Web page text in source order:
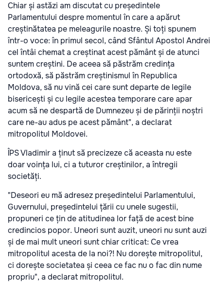
Chiar și astăzi am discutat cu președintele
Parlamentului despre momentul în care a apărut
creștinătatea pe meleagurile noastre. Și toți spunem
într-o voce: în primul secol, când Sfântul Apostol Andrei
cel întâi chemat a creștinat acest pământ și de atunci
suntem creștini. De aceea să păstrăm credința
ortodoxă, să păstrăm creștinismul în Republica
Moldova, să nu vină cei care sunt departe de legile
bisericești și cu legile acestea temporare care apar
acum să ne despartă de Dumnezeu și de părinții noștri
care ne-au adus pe acest pământ", a declarat
mitropolitul Moldovei.
ÎPS Vladimir a ținut să precizeze că aceasta nu este
doar voința lui, ci a tuturor creștinilor, a întregii
societăți.
"Deseori eu mă adresez președintelui Parlamentului,
Guvernului, președintelui țării cu unele sugestii,
propuneri ce țin de atitudinea lor față de acest bine
credincios popor. Uneori sunt auzit, uneori nu sunt auzi
și de mai mult uneori sunt chiar criticat: Ce vrea
mitropolitul acesta de la noi?! Nu dorește mitropolitul,
ci dorește societatea și ceea ce fac nu o fac din nume
propriu", a declarat mitropolitul.